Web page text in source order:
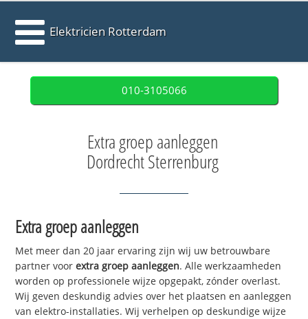
Elektricien Rotterdam
010-3105066
Extra groep aanleggen
Dordrecht Sterrenburg
Extra groep aanleggen
Met meer dan 20 jaar ervaring zijn wij uw betrouwbare
partner voorextra groep aanleggen. Alle werkzaamheden
worden op professionele wijze opgepakt, zónder overlast.
Wij geven deskundig advies over het plaatsen en aanleggen
van elektro-installaties. Wij verhelpen op deskundige wijze